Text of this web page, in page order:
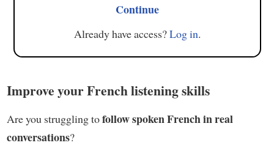
Continue
Already have access?Log in.
Improve your French listening skills
Are you struggling tofollow spoken French in real
conversations?